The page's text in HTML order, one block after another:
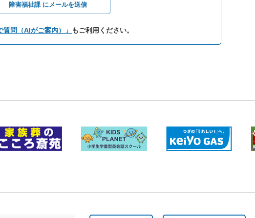
障害福祉課 にメールを送信
質問（AIがご案内）」 もご利用ください。